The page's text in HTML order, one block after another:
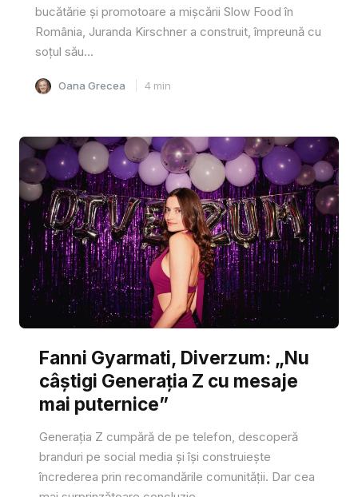
bucătărie și promotoare a mișcării Slow Food în
România, Juranda Kirschner a construit, împreună cu
soțul său...
Oana Grecea 4 min
Fanni Gyarmati, Diverzum: „Nu
câștigi Generația Z cu mesaje
mai puternice”
Generația Z cumpără de pe telefon, descoperă
branduri pe social media și își construiește
încrederea prin recomandările comunității. Dar cea